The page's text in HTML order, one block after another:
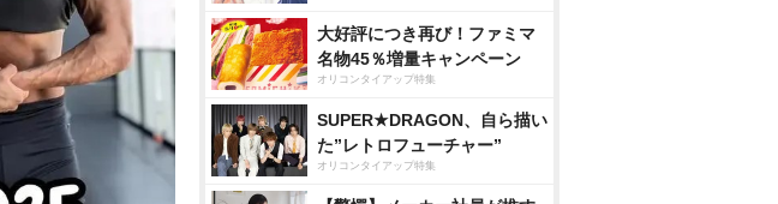
大好評につき再び！ファミマ
名物45％増量キャンペーン
オリコンタイアップ特集
SUPER★DRAGON、自ら描い
た”レトロフューチャー”
オリコンタイアップ特集